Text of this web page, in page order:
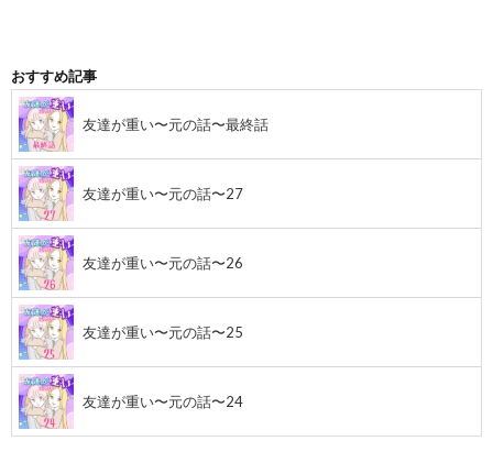
おすすめ記事
友達が重い〜元の話〜最終話
友達が重い〜元の話〜27
友達が重い〜元の話〜26
友達が重い〜元の話〜25
友達が重い〜元の話〜24